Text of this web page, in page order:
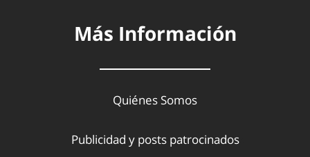
Más Información
Quiénes Somos
Publicidad y posts patrocinados